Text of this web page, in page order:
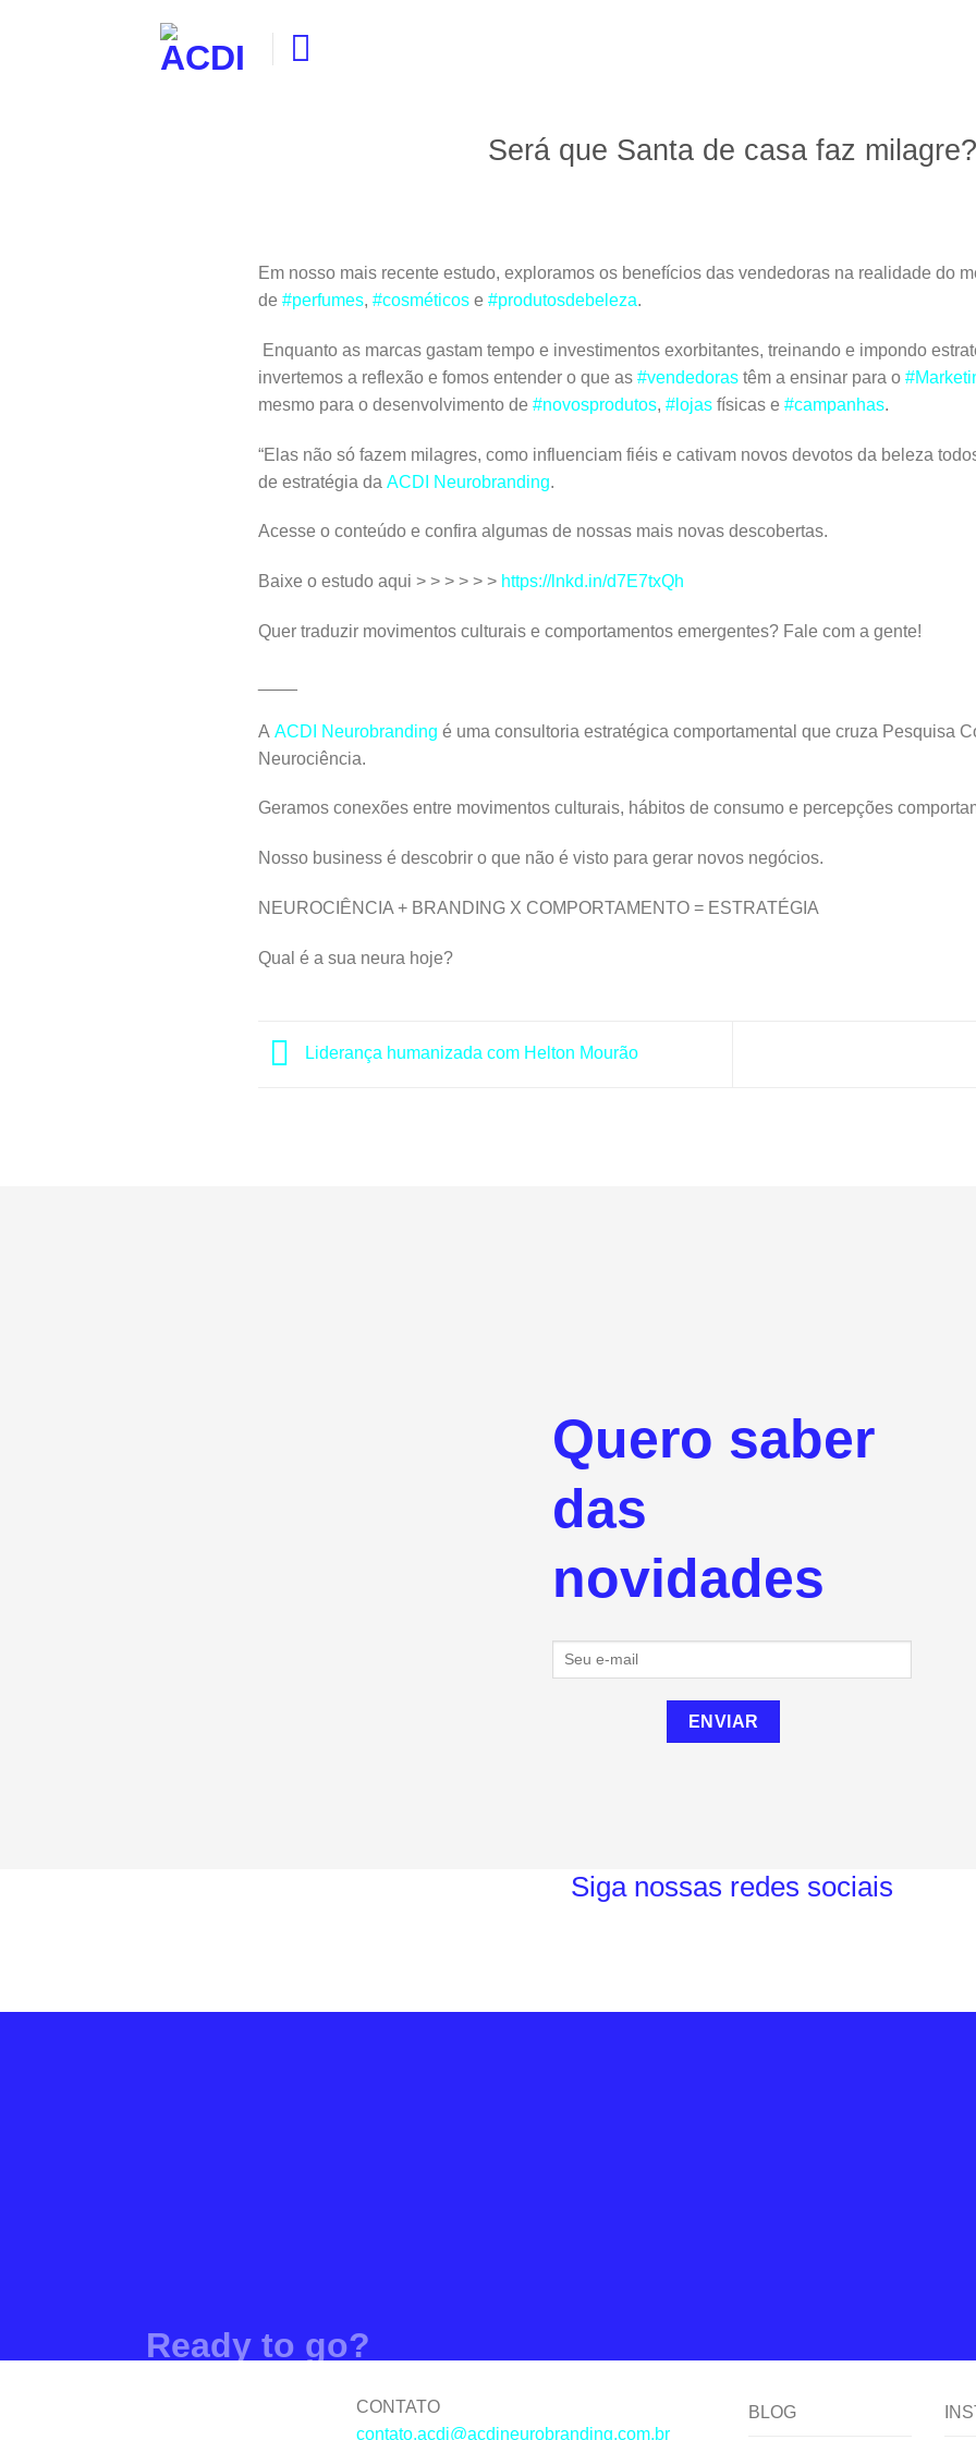
Será que Santa de casa faz milagre?
Em nosso mais recente estudo, exploramos os benefícios das vendedoras na realidade do
de #perfumes, #cosméticos e #produtosdebeleza.
Enquanto as marcas gastam tempo e investimentos exorbitantes, treinando e impondo
invertemos a reflexão e fomos entender o que as #vendedoras têm a ensinar para o
mesmo para o desenvolvimento de #novosprodutos, #lojas físicas e #campanhas.
“Elas não só fazem milagres, como influenciam fiéis e cativam novos devotos da beleza
de estratégia da ACDI Neurobranding.
Acesse o conteúdo e confira algumas de nossas mais novas descobertas.
Baixe o estudo aqui > > > > > > https://lnkd.in/d7E7txQh
Quer traduzir movimentos culturais e comportamentos emergentes? Fale com a gente!
A ACDI Neurobranding é uma consultoria estratégica comportamental que cruza Pesquisa
Neurociência.
Geramos conexões entre movimentos culturais, hábitos de consumo e percepções
Nosso business é descobrir o que não é visto para gerar novos negócios.
NEUROCIÊNCIA + BRANDING X COMPORTAMENTO = ESTRATÉGIA
Qual é a sua neura hoje?
Liderança humanizada com Helton Mourão
Quero saber
das
novidades
Siga nossas redes sociais
Ready to go?
Contate-nos agor
CONTATO
contato.acdi@acdineurobranding.com.br
BLOG